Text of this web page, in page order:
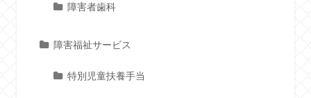
障害者歯科
障害福祉サービス
特別児童扶養手当